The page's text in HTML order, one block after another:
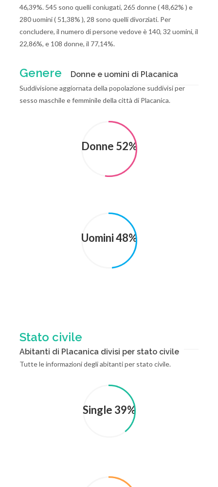
46,39%. 545 sono quelli coniugati, 265 donne ( 48,62% ) e
280 uomini ( 51,38% ), 28 sono quelli divorziati. Per
concludere, il numero di persone vedove è 140, 32 uomini, il
22,86%, e 108 donne, il 77,14%.
Genere Donne e uomini di Placanica
Suddivisione aggiornata della popolazione suddivisi per
sesso maschile e femminile della città di Placanica.
Donne 52%
Uomini 48%
Stato civile
Abitanti di Placanica divisi per stato civile
Tutte le informazioni degli abitanti per stato civile.
Single 39%